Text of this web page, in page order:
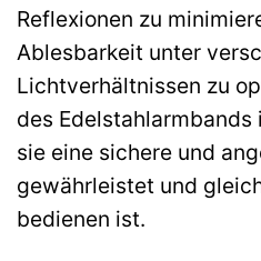
Reflexionen zu
Ablesbarkeit unter
Lichtverhältnissen zu
des
sie eine sichere und
gewährleistet und
bedienen ist.